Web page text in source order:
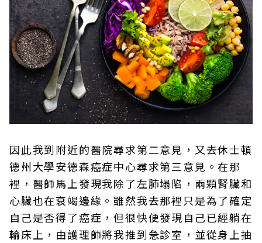
因此我到附近的醫院尋求第二意見，又去休士頓
德州大學安德森癌症中心尋求第三意見。在那
裡，醫師馬上發現我除了左肺塌陷，兩顆腎臟和
心臟也在衰竭邊緣。雖然我去那裡只是為了確定
自己是否得了癌症，但很快便發現自己已經躺在
輪床上，由護理師將我推到急診室，並從身上抽